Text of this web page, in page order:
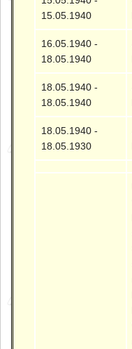
15.05.1940
16.05.1940 -
18.05.1940
18.05.1940 -
18.05.1940
18.05.1940 -
18.05.1930